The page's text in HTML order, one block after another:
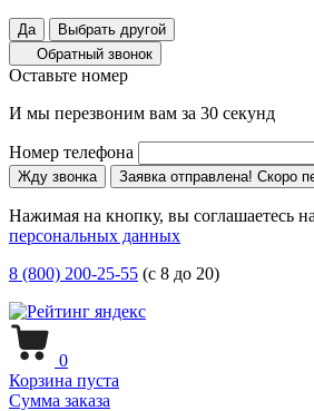
Да
Выбрать другой
Обратный звонок
Оставьте номер
И мы перезвоним вам за 30 секунд
Номер телефона
Жду звонка Заявка отправлена! Скоро
Нажимая на кнопку, вы соглашаетесь на
персональных данных
8 (800) 200-25-55 (с 8 до 20)
0
Корзина пуста
Сумма заказа